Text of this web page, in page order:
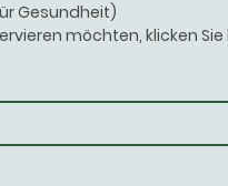
Gesundheit)
möchten, klicken